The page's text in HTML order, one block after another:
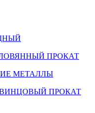
ПРОКАТ
МЕТАЛЛЫ
ПРОКАТ